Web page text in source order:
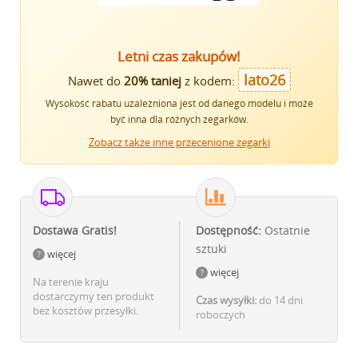
Letni czas zakupów!
Nawet do 20% taniejz kodem: lato26
Wysokość rabatu uzależniona jest od danego modelu i może
być inna dla różnych zegarków.
Zobacz także inne przecenione zegarki
Dostawa Gratis!
więcej
Na terenie kraju
dostarczymy ten produkt
bez kosztów przesyłki.
Dostępność: Ostatnie
sztuki
więcej
Czas wysyłki: do 14 dni
roboczych